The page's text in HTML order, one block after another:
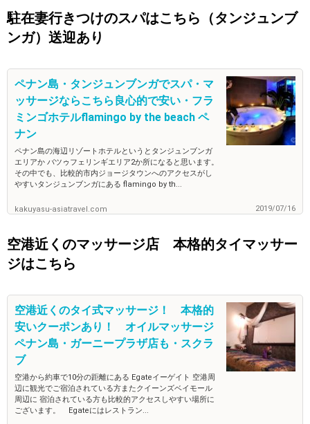
駐在妻行きつけのスパはこちら（タンジュンブ
ンガ）送迎あり
ペナン島・タンジュンブンガでスパ・マ
ッサージならこちら良心的で安い・フラ
ミンゴホテルflamingo by the beach ペ
ナン
ペナン島の海辺リゾートホテルというとタンジュンブンガ
エリアか バツゥフェリンギエリア2か所になると思います。
その中でも、比較的市内ジョージタウンへのアクセスがし
やすいタンジュンブンガにある flamingo by th...
kakuyasu-asiatravel.com 2019/07/16
空港近くのマッサージ店 本格的タイマッサー
ジはこちら
空港近くのタイ式マッサージ！ 本格的
安いクーポンあり！ オイルマッサージ
ペナン島・ガーニープラザ店も・スクラ
ブ
空港から約車で10分の距離にある Egateイーゲイト 空港周
辺に観光でご宿泊されている方またクイーンズベイモール
周辺に 宿泊されている方も比較的アクセスしやすい場所に
ございます。 Egateにはレストラン...